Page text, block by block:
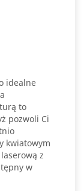
idealne
to
pozwoli Ci
kwiatowym
z
w